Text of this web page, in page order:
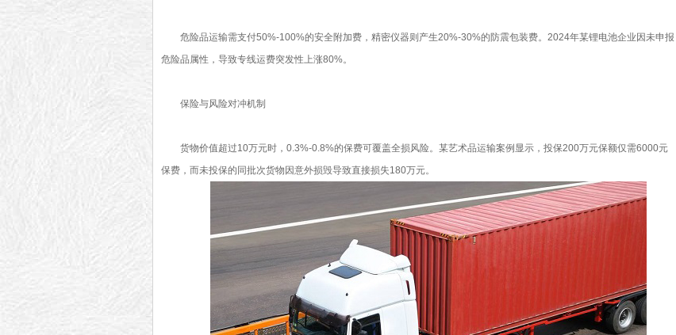
危险品运输需支付50%-100%的安全附加费，精密仪器则产生20%-30%的防震包装费。2024年某锂电池企业因未申报
危险品属性，导致专线运费突发性上涨80%。
保险与风险对冲机制
货物价值超过10万元时，0.3%-0.8%的保费可覆盖全损风险。某艺术品运输案例显示，投保200万元保额仅需6000元
保费，而未投保的同批次货物因意外损毁导致直接损失180万元。